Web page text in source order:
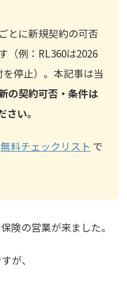
とに新規契約の可否
（例：RL360は2026
停止）。本記事は当
の契約可否・条件は
い。
無料チェックリスト で
険の営業が来ました。
が、